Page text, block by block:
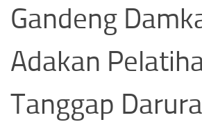
Gandeng
Adakan
Tanggap